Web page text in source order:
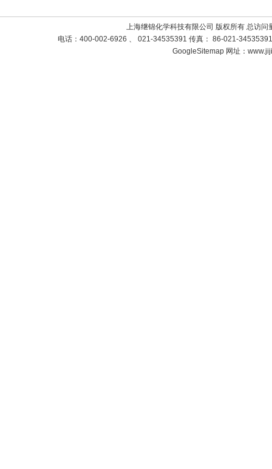
上海继锦化学科技有限公司 版权所有 总访问
电话：400-002-6926 、 021-34535391 传真： 86-021-
GoogleSitemap 网址：